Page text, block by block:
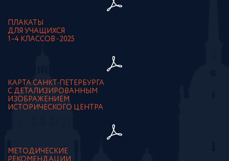
ПЛАКАТЫ
ДЛЯ УЧАЩИХСЯ
1–4 КЛАССОВ - 2025
КАРТА САНКТ-ПЕТЕРБУРГА
С ДЕТАЛИЗИРОВАННЫМ
ИЗОБРАЖЕНИЕМ
ИСТОРИЧЕСКОГО ЦЕНТРА
МЕТОДИЧЕСКИЕ
РЕКОМЕНДАЦИИ